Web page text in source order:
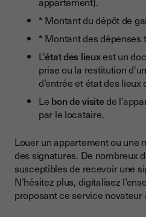
* Montant du dépôt de
* Montant des dépenses
L'état des lieuxest un
prise ou la restitution
d’entrée et état des lieux
Le bon de visitede
par le locataire.
Louer un appartement ou une
des signatures. De nombreux
susceptibles de recevoir une
N’hésitez plus, digitalisez
proposant ce service novateur